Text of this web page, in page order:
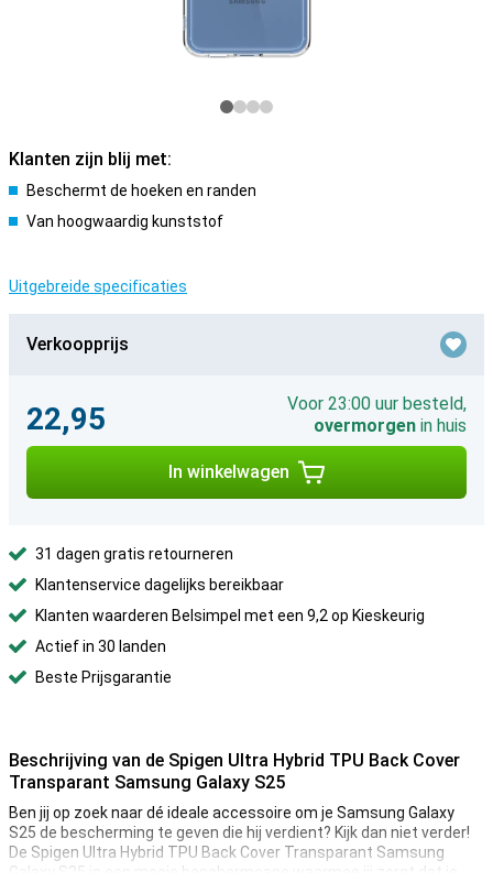
Klanten zijn blij met:
Beschermt de hoeken en randen
Van hoogwaardig kunststof
Uitgebreide specificaties
Verkoopprijs
22,95
Voor 23:00 uur besteld,
overmorgen in huis
In winkelwagen
31 dagen gratis retourneren
Klantenservice dagelijks bereikbaar
Klanten waarderen Belsimpel met een 9,2 op Kieskeurig
Actief in 30 landen
Beste Prijsgarantie
Beschrijving van de Spigen Ultra Hybrid TPU Back Cover
Transparant Samsung Galaxy S25
Ben jij op zoek naar dé ideale accessoire om je Samsung Galaxy
S25 de bescherming te geven die hij verdient? Kijk dan niet verder!
De Spigen Ultra Hybrid TPU Back Cover Transparant Samsung
Galaxy S25 is een mooie beschermcase waarmee jij zorgt dat je